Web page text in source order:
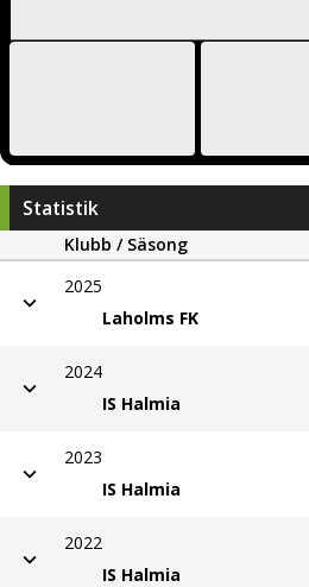
Statistik
Klubb / Säsong
2025
Laholms FK
2024
IS Halmia
2023
IS Halmia
2022
IS Halmia